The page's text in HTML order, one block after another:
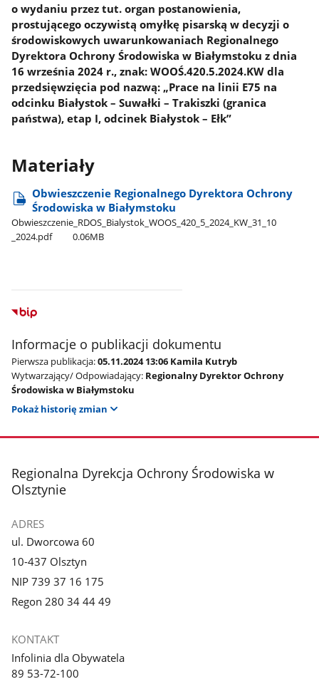
o wydaniu przez tut. organ postanowienia,
prostującego oczywistą omyłkę pisarską w decyzji o
środowiskowych uwarunkowaniach Regionalnego
Dyrektora Ochrony Środowiska w Białymstoku z dnia
16 września 2024 r., znak: WOOŚ.420.5.2024.KW dla
przedsięwzięcia pod nazwą: „Prace na linii E75 na
odcinku Białystok – Suwałki – Trakiszki (granica
państwa), etap I, odcinek Białystok – Ełk”
Materiały
Obwieszczenie Regionalnego Dyrektora Ochrony
Środowiska w Białymstoku
Obwieszczenie​_RDOS​_Bialystok​_WOOS​_420​_5​_2024​_KW​_31​_10​
_2024.pdf
0.06MB
Informacje o publikacji dokumentu
Pierwsza publikacja:05.11.2024 13:06 Kamila Kutryb
Wytwarzający/ Odpowiadający: Regionalny Dyrektor Ochrony
Środowiska w Białymstoku
Pokaż historię zmian
stopka
Regionalna Dyrekcja Ochrony Środowiska w
Olsztynie
ADRES
ul. Dworcowa 60
10-437 Olsztyn
NIP 739 37 16 175
Regon 280 34 44 49
KONTAKT
Infolinia dla Obywatela
89 53-72-100